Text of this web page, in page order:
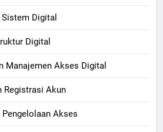
Digital
Digital
Manajemen Akses Digital
Registrasi Akun
Akses